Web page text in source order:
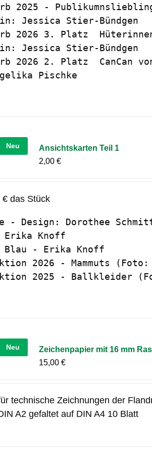
2025 -
Jessica Stier-Bündgen
2026 3. Platz
Jessica Stier-Bündgen
2026 2. Platz  CanCan
Pischke
Neu
Ansichtskarten Teil 1
2,00€
€ das Stück
- Design: Dorothee
Knoff
Blau - Erika Knoff
2026 - Mammuts
2025 - Ballkleider
Neu
Zeichenpapier mit 16 mm
15,00€
technische Zeichnungen der
A2 gefaltet auf DIN A4 10 Blatt